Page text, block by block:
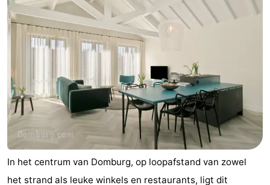
Natuur
Walcherse
-
Dishoek
Vlissingen
Middelburg
Zeeuws-
Vlaanderen
-
Sluis
-
In het centrum van Domburg, op loopafstand van zowel
het strand als leuke winkels en restaurants, ligt dit